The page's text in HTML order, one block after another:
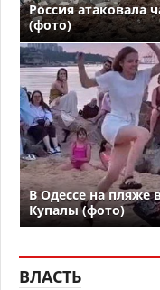
Россия атаковала
(фото)
В Одессе на пляже
Купалы (фото)
ВЛАСТЬ